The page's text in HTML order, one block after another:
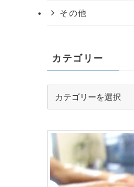
その他
カテゴリー
テ
リ